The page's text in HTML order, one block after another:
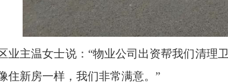
业主温女士说：“物业公司出资帮我们清理
住新房一样，我们非常满意。”